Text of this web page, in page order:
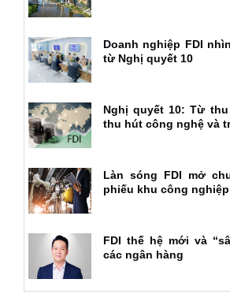
Doanh nghiệp FDI
từ Nghị quyết 10
Nghị quyết 10: Từ
thu hút công nghệ và
Làn sóng FDI mở
phiếu khu công nghiệp
FDI thế hệ mới và
các ngân hàng